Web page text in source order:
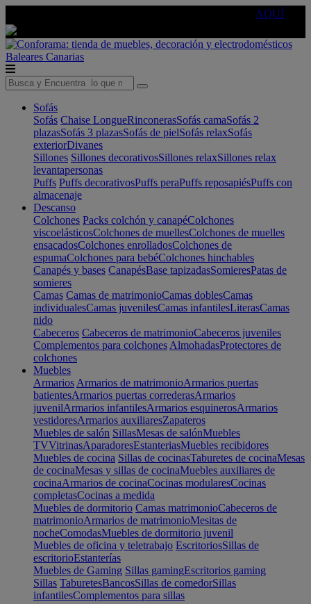
AQUÍ
Baleares Canarias
Sofás
Sofás Chaise LongueRinconerasSofás camaSofás 2
plazasSofás 3 plazasSofás de pielSofás relaxSofás
exteriorDivanes
Sillones Sillones decorativosSillones relaxSillones relax
levantapersonas
Puffs Puffs decorativosPuffs peraPuffs reposapiésPuffs con
almacenaje
Descanso
Colchones Packs colchón y canapéColchones
viscoelásticosColchones de muellesColchones de muelles
ensacadosColchones enrolladosColchones de
espumaColchones para bebéColchones hinchables
Canapés y bases CanapésBase tapizadasSomieresPatas de
somieres
Camas Camas de matrimonioCamas doblesCamas
individualesCamas juvenilesCamas infantilesLiterasCamas
nido
Cabeceros Cabeceros de matrimonioCabeceros juveniles
Complementos para colchones AlmohadasProtectores de
colchones
Muebles
Armarios Armarios de matrimonioArmarios puertas
batientesArmarios puertas correderasArmarios
juvenilArmarios infantilesArmarios esquinerosArmarios
vestidoresArmarios auxiliaresZapateros
Muebles de salón SillasMesas de salónMuebles
TVVitrinasAparadoresEstanteriasMuebles recibidores
Muebles de cocina Sillas de cocinasTaburetes de cocinaMesas
de cocinaMesas y sillas de cocinaMuebles auxiliares de
cocinaArmarios de cocinaCocinas modularesCocinas
completasCocinas a medida
Muebles de dormitorio Camas matrimonioCabeceros de
matrimonioArmarios de matrimonioMesitas de
nocheComodasMuebles de dormitorio juvenil
Muebles de oficina y teletrabajo EscritoriosSillas de
escritorioEstanterías
Muebles de Gaming Sillas gamingEscritorios gaming
Sillas TaburetesBancosSillas de comedorSillas
infantilesComplementos para sillas